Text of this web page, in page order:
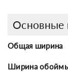
Основные
Общая ширина
Ширина